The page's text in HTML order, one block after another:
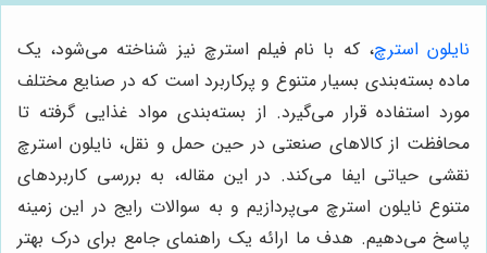
نایلون استرچ، که با نام فیلم استرچ نیز شناخته می‌شود، یک
ماده بسته‌بندی بسیار متنوع و پرکاربرد است که در صنایع مختلف
مورد استفاده قرار می‌گیرد. از بسته‌بندی مواد غذایی گرفته تا
محافظت از کالاهای صنعتی در حین حمل و نقل، نایلون استرچ
نقشی حیاتی ایفا می‌کند. در این مقاله، به بررسی کاربردهای
متنوع نایلون استرچ می‌پردازیم و به سوالات رایج در این زمینه
پاسخ می‌دهیم. هدف ما ارائه یک راهنمای جامع برای درک بهتر